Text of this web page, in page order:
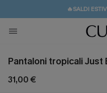
🔥SALDI
💌REGALO PER I
Pantaloni tropicali Just
31,00 €